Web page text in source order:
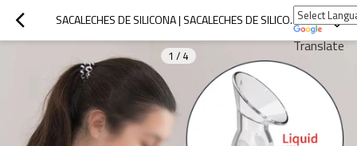
Translate
SACALECHES DE SILICONA | SACALECHES DE SILICONA | PRODUCTOS DE SILICONA PERSONALIZADOS
1 / 4